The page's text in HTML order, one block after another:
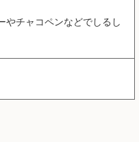
やチャコペンなどでしるし